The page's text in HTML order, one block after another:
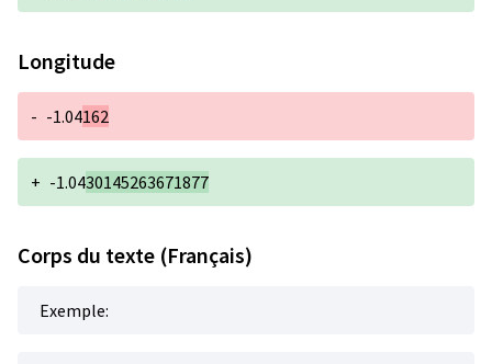
Longitude
- -1.04162
+ -1.0430145263671877
Corps du texte (Français)
Exemple: